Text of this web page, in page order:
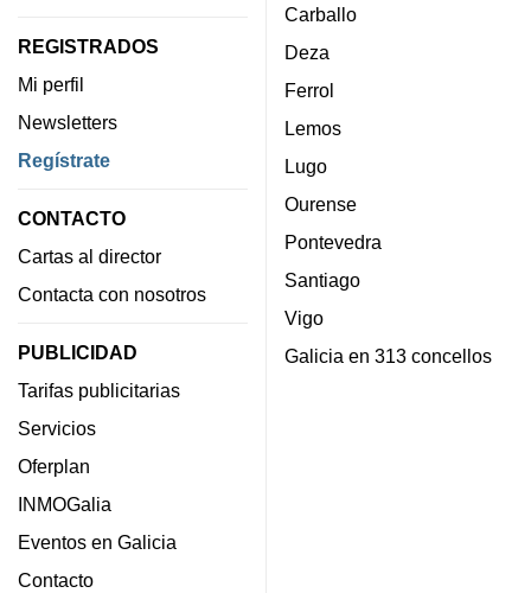
REGISTRADOS
Mi perfil
Newsletters
Regístrate
CONTACTO
Cartas al director
Contacta con nosotros
PUBLICIDAD
Tarifas publicitarias
Servicios
Oferplan
INMOGalia
Eventos en Galicia
Contacto
Carballo
Deza
Ferrol
Lemos
Lugo
Ourense
Pontevedra
Santiago
Vigo
Galicia en 313 concellos